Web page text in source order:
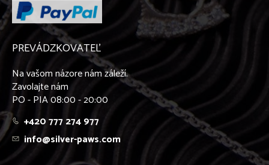
PREVÁDZKOVATEĽ
Na vašom názore nám záleží.
Zavolajte nám
PO - PIA 08:00 - 20:00
+420 777 274 977
info@silver-paws.com